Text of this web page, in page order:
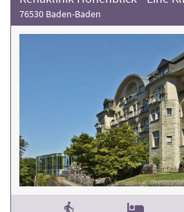
76530 Baden-Baden